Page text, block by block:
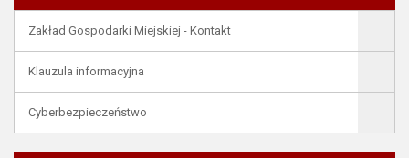
Zakład Gospodarki Miejskiej - Kontakt
Klauzula informacyjna
Cyberbezpieczeństwo